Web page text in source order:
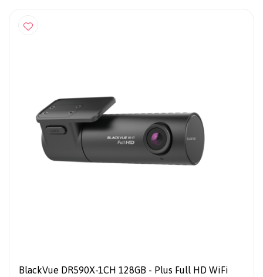
BlackVue DR590X-1CH 128GB - Plus Full HD WiFi